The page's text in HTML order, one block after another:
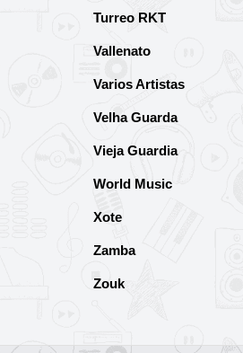
Turreo RKT
Vallenato
Varios Artistas
Velha Guarda
Vieja Guardia
World Music
Xote
Zamba
Zouk